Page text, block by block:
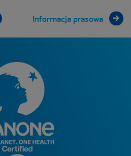
Informacja prasowa